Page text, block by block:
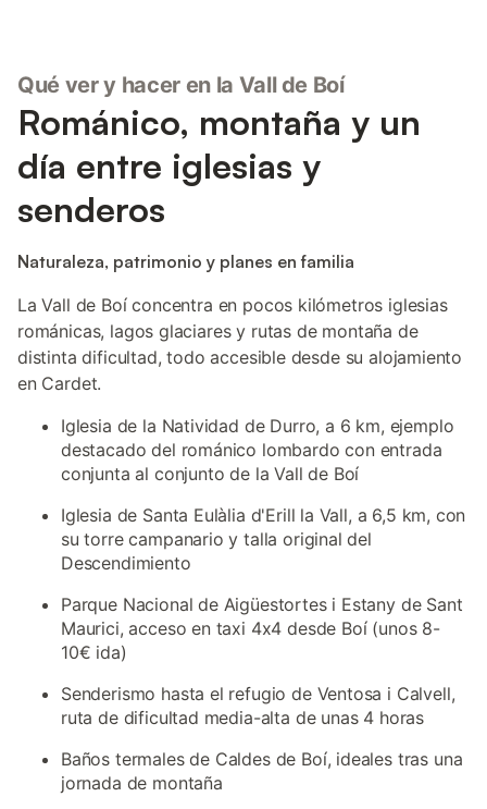
Qué ver y hacer en la Vall de Boí
Románico, montaña y un
día entre iglesias y
senderos
Naturaleza, patrimonio y planes en familia
La Vall de Boí concentra en pocos kilómetros iglesias
románicas, lagos glaciares y rutas de montaña de
distinta dificultad, todo accesible desde su alojamiento
en Cardet.
Iglesia de la Natividad de Durro, a 6 km, ejemplo
destacado del románico lombardo con entrada
conjunta al conjunto de la Vall de Boí
Iglesia de Santa Eulàlia d'Erill la Vall, a 6,5 km, con
su torre campanario y talla original del
Descendimiento
Parque Nacional de Aigüestortes i Estany de Sant
Maurici, acceso en taxi 4x4 desde Boí (unos 8-
10€ ida)
Senderismo hasta el refugio de Ventosa i Calvell,
ruta de dificultad media-alta de unas 4 horas
Baños termales de Caldes de Boí, ideales tras una
jornada de montaña